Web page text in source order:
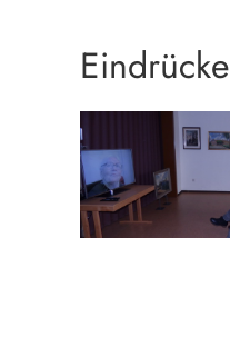
Eindrücke